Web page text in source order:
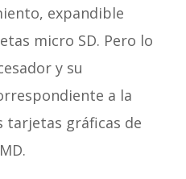
expandible
micro SD. Pero lo
y su
a la
tarjetas gráficas de